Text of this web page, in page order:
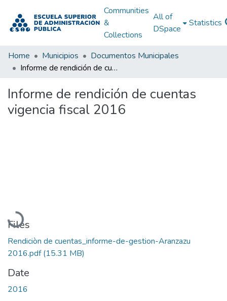
Communities
&
Collections
All of
DSpace
Statistics
Home Municipios
Documentos Municipales
Informe de rendición de cuentas vigencia fiscal 2016
Informe de rendición de cuentas
vigencia fiscal 2016
Loading...
Files
Rendiciòn de cuentas_informe-de-gestion-Aranzazu
2016.pdf(15.31 MB)
Date
2016